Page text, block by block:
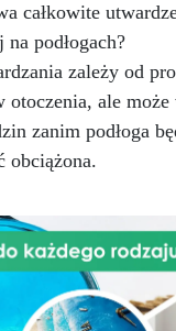
całkowite
podłogach?
zależy od
otoczenia, ale
zanim podłoga
obciążona.